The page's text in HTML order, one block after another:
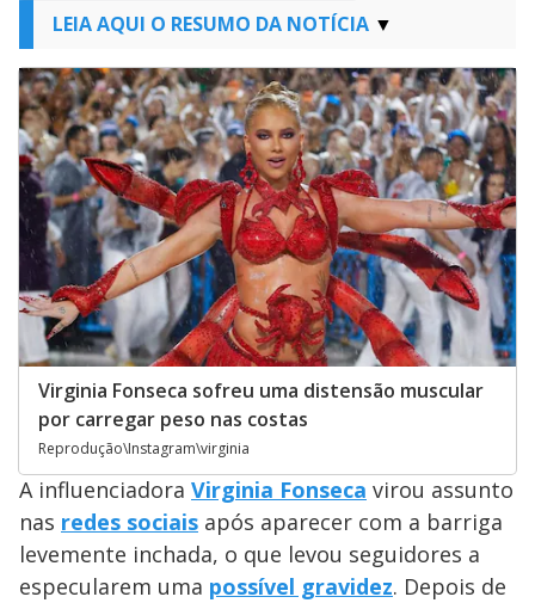
Opens in new window
LEIA AQUI O RESUMO DA NOTÍCIA
Virginia Fonseca sofreu uma distensão muscular
por carregar peso nas costas
Reprodução\Instagram\virginia
A influenciadora Virginia Fonseca virou assunto
nas redes sociais após aparecer com a barriga
levemente inchada, o que levou seguidores a
especularem uma possível gravidez. Depois de